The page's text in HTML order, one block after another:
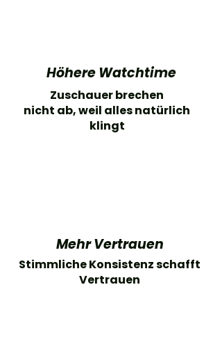
Höhere Watchtime
Zuschauer brechen
nicht ab, weil alles natürlich
klingt
Mehr Vertrauen
Stimmliche Konsistenz schafft
Vertrauen